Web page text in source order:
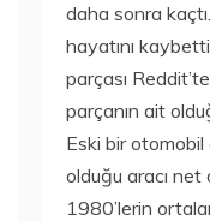
daha sonra
hayatını
parçası
parçanın ait
Eski bir
olduğu aracı net
1980’lerin